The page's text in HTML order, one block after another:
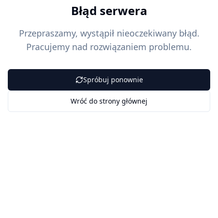
Błąd serwera
Przepraszamy, wystąpił nieoczekiwany błąd.
Pracujemy nad rozwiązaniem problemu.
Spróbuj ponownie
Wróć do strony głównej